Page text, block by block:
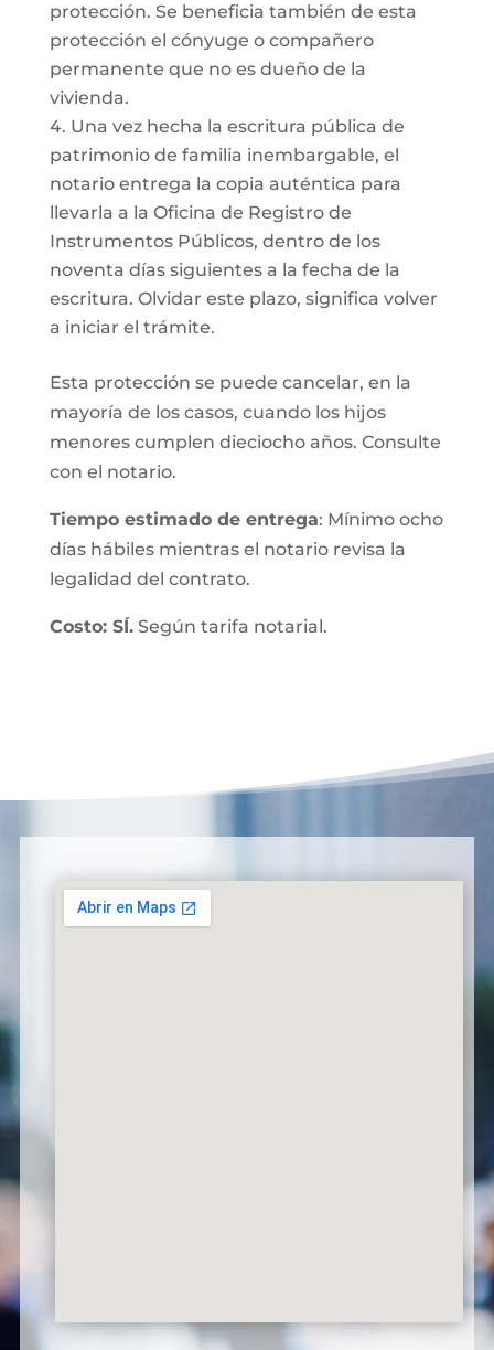
protección. Se beneficia también de esta
protección el cónyuge o compañero
permanente que no es dueño de la
vivienda.
Una vez hecha la escritura pública de
patrimonio de familia inembargable, el
notario entrega la copia auténtica para
llevarla a la Oficina de Registro de
Instrumentos Públicos, dentro de los
noventa días siguientes a la fecha de la
escritura. Olvidar este plazo, significa volver
a iniciar el trámite.
Esta protección se puede cancelar, en la
mayoría de los casos, cuando los hijos
menores cumplen dieciocho años. Consulte
con el notario.
Tiempo estimado de entrega: Mínimo ocho
días hábiles mientras el notario revisa la
legalidad del contrato.
Costo: SÍ.Según tarifa notarial.